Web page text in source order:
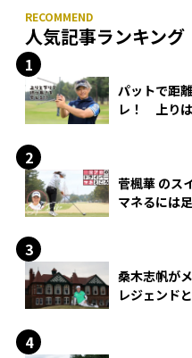
人気記事ランキング
パットで距
レ！ 上りは
菅楓華 のス
マネるには
桑木志帆が
レジェンド